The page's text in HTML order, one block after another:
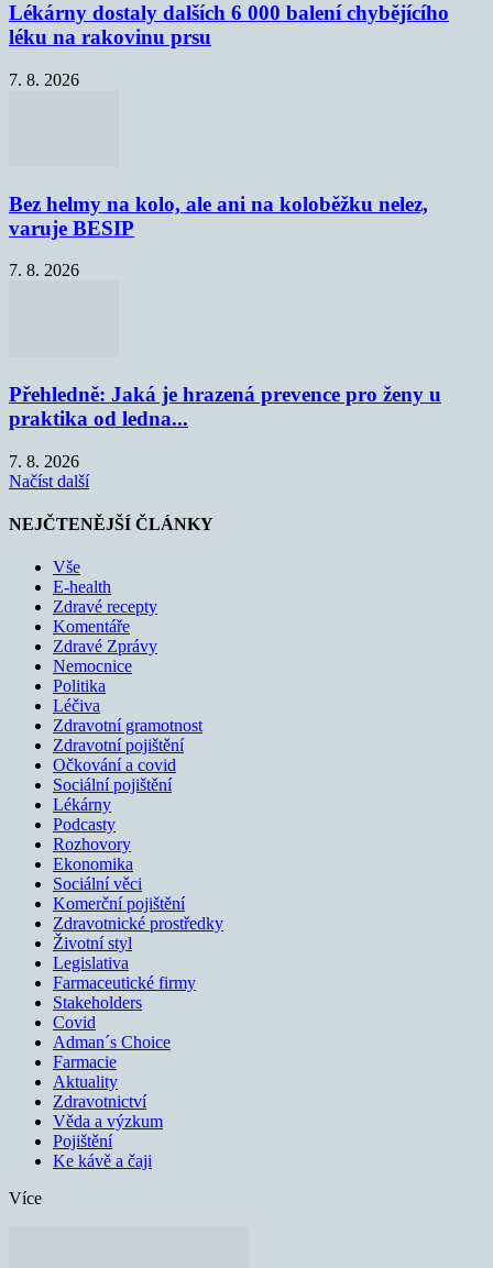
Lékárny dostaly dalších 6 000 balení chybějícího
léku na rakovinu prsu
7. 8. 2026
Bez helmy na kolo, ale ani na koloběžku nelez,
varuje BESIP
7. 8. 2026
Přehledně: Jaká je hrazená prevence pro ženy u
praktika od ledna...
7. 8. 2026
Načíst další
NEJČTENĚJŠÍ ČLÁNKY
Vše
E-health
Zdravé recepty
Komentáře
Zdravé Zprávy
Nemocnice
Politika
Léčiva
Zdravotní gramotnost
Zdravotní pojištění
Očkování a covid
Sociální pojištění
Lékárny
Podcasty
Rozhovory
Ekonomika
Sociální věci
Komerční pojištění
Zdravotnické prostředky
Životní styl
Legislativa
Farmaceutické firmy
Stakeholders
Covid
Adman´s Choice
Farmacie
Aktuality
Zdravotnictví
Věda a výzkum
Pojištění
Ke kávě a čaji
Více